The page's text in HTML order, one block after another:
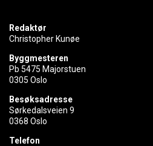
Redaktør
Christopher Kunøe
Byggmesteren
Pb 5475 Majorstuen
0305 Oslo
Besøksadresse
Sørkedalsveien 9
0368 Oslo
Telefon